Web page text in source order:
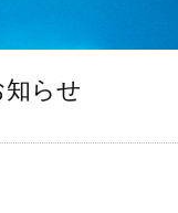
らせ